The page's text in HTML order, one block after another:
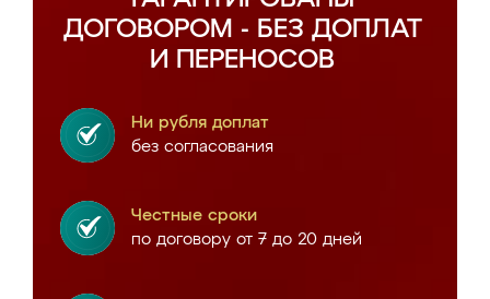
ДОГОВОРОМ - БЕЗ ДОПЛАТ
И ПЕРЕНОСОВ
Ни рубля доплат
без согласования
Честные сроки
по договору от 7 до 20 дней